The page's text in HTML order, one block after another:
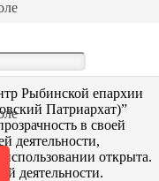
Рыбинской епархии
Патриархат)”
в своей
деятельности,
открыта.
деятельности.